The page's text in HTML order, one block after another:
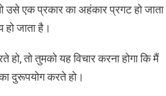
उसे एक प्रकार का अहंकार प्रगट हो जाता
जाता है।
तो तुमको यह विचार करना होगा कि मैं
दुरूपयोग करते हो।